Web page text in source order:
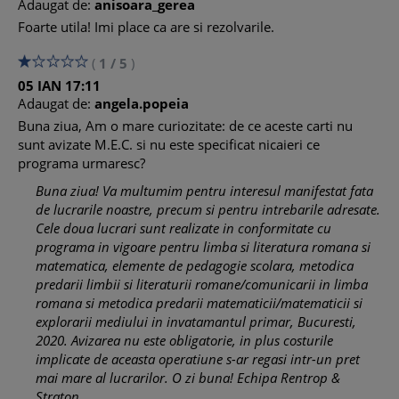
prin mesaje scurte
Elemente de pedagogie: Eseu despre predare – ca activitate
de organizare si conducere a situatiilor de invatare
Testul nr. 4 . . . . . . . . . . . . . . . . . . . . . . . . . . . . . . . . . . . . . . . . . .
. . . . . 18
Literatura: Ion, de Liviu Rebreanu – particularitatile de
constructie ale unui personaj
Metodica CLR/LLR: Participarea cu interes la dialoguri
simple, in diferite contexte de comunicare
Elemente de pedagogie: Eseu despre taxonomia finalitatilor
educatiei, gandita pentru buna functionare a procesului de
invatamant
Testul nr. 5 . . . . . . . . . . . . . . . . . . . . . . . . . . . . . . . . . . . . . . . . . .
. . . . . 21
Literatura: Ultima noapte de dragoste, intaia noapte de
razboi, de Camil Petrescu – evolutia relatiei dintre doua
personaje
Metodica CLR/LLR: Identificarea mesajului unui scurt text ce
prezinta intamplari, fenomene, evenimente familiare
Adaugat de: anisoara_gerea
Foarte utila! Imi place ca are si rezolvarile.
( 1 / 5 )
05 IAN 17:11
Adaugat de: angela.popeia
Buna ziua, Am o mare curiozitate: de ce aceste carti nu
sunt avizate M.E.C. si nu este specificat nicaieri ce
programa urmaresc?
Buna ziua! Va multumim pentru interesul manifestat fata
de lucrarile noastre, precum si pentru intrebarile adresate.
Cele doua lucrari sunt realizate in conformitate cu
programa in vigoare pentru limba si literatura romana si
matematica, elemente de pedagogie scolara, metodica
predarii limbii si literaturii romane/comunicarii in limba
romana si metodica predarii matematicii/matematicii si
explorarii mediului in invatamantul primar, Bucuresti,
2020. Avizarea nu este obligatorie, in plus costurile
implicate de aceasta operatiune s-ar regasi intr-un pret
mai mare al lucrarilor. O zi buna! Echipa Rentrop &